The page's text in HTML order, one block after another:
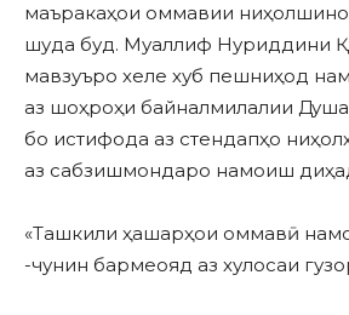
маъракаҳои оммавии
шуда буд. Муаллиф Нуриддини
мавзуъро хеле хуб пешниҳод
аз шоҳроҳи байналмилалии
бо истифода аз стендапҳо
аз сабзишмондаро намоиш
«Ташкили ҳашарҳои оммавӣ
-чунин бармеояд аз хулосаи